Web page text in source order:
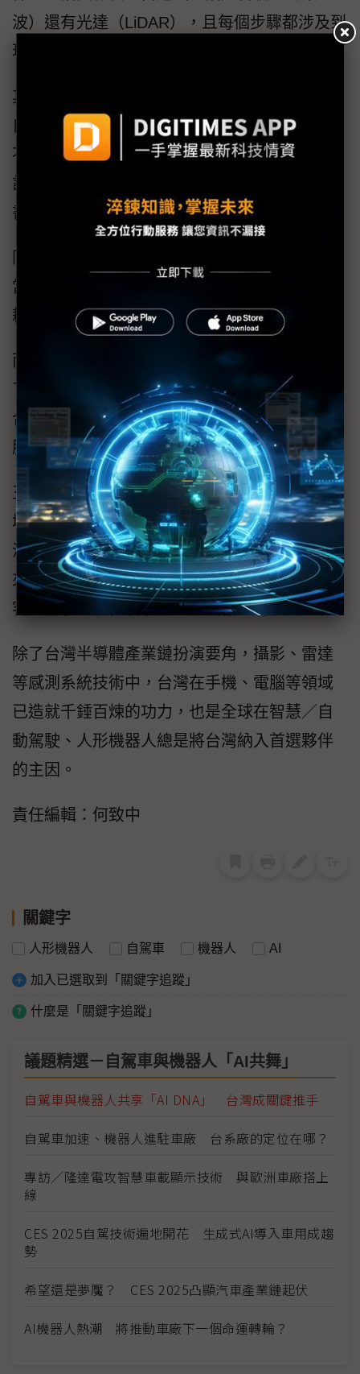
波）還有光達（LiDAR），且每個步驟都涉及到
現下當紅的半導體與AI演算法議題。
其中，最具代表性的業者以Tesla為主，因其以
自駕計程車（Robotaxi）作為打入E/E的目標，
不論現下實際商品的推動進度為何，Tesla所設
計的E/E結構仍是全球相關業者投入研究的教科
書。
當，且自駕車做得愈好，在人形機器人領域的
耕耘愈具優勢。
而ARTC作為支持產業技術發展的最佳後盾，除
了提供自駕車測試服務，特別是透過感測整
合、定位、決策等，也已提供人形機器人相關
服務。
王正健表示，在全球自駕車、人形機器人領
域，台灣均扮演重要推手的角色，從現下全球
汽車E/E化，台灣一級供應商（Tier 1）地位愈
來愈被看重。而相同的隊伍，其實也因應國際
客戶需求，積極著手於人形機器人的投入。
除了台灣半導體產業鏈扮演要角，攝影、雷達
等感測系統技術中，台灣在手機、電腦等領域
已造就千錘百煉的功力，也是全球在智慧／自
動駕駛、人形機器人總是將台灣納入首選夥伴
的主因。
責任編輯：何致中
關鍵字
人形機器人 自駕車 機器人 AI
加入已選取到「關鍵字追蹤」
什麼是「關鍵字追蹤」
議題精選－自駕車與機器人「AI共舞」
自駕車與機器人共享「AI DNA」 台灣成關鍵推手
自駕車加速、機器人進駐車廠 台系廠的定位在哪？
專訪／隆達電攻智慧車載顯示技術 與歐洲車廠搭上
線
CES 2025自駕技術遍地開花 生成式AI導入車用成趨
勢
希望還是夢魘？ CES 2025凸顯汽車產業鏈起伏
AI機器人熱潮 將推動車廠下一個命運轉輪？